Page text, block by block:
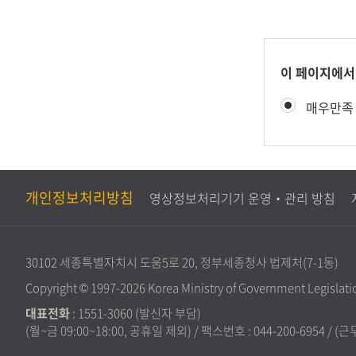
콘
츠
족
도
사
이 페이지에
만
족
가
매우만족
개인정보처리방침 영상정보처리기기 운영‧관리 방침
30102 세종특별자치시 도움5로 20, 정부세종청사 법제처(7-1동)
Copyright © 1997-2026 Korea Ministry of Government
대표전화: 1551-3060 (발신자 부담)
(월~금 09:00~18:00, 공휴일 제외) / 팩스번호 : 044-200-6954 / (근